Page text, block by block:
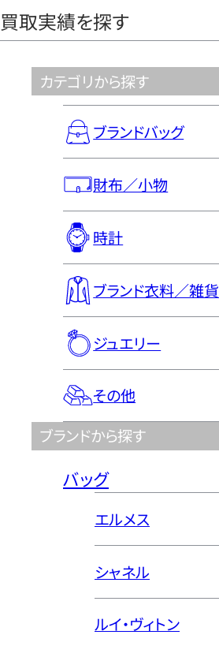
買取実績を探す
カテゴリから探す
ブランドバッグ
財布／小物
時計
ブランド衣料／雑貨
ジュエリー
その他
ブランドから探す
バッグ
エルメス
シャネル
ルイ・ヴィトン